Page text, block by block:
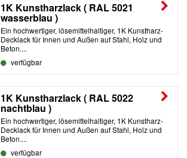
1K Kunstharzlack ( RAL 5021
wasserblau )
Ein hochwertiger, lösemittelhaltiger, 1K Kunstharz-
Decklack für Innen und Außen auf Stahl, Holz und
Beton....
verfügbar
1K Kunstharzlack ( RAL 5022
nachtblau )
Ein hochwertiger, lösemittelhaltiger, 1K Kunstharz-
Decklack für Innen und Außen auf Stahl, Holz und
Beton....
verfügbar